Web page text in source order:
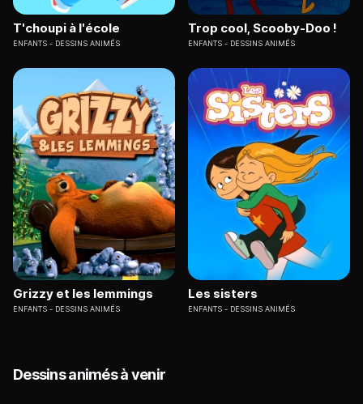
T'choupi à l'école
ENFANTS DESSINS ANIMÉS
Trop cool, Scooby-Doo !
ENFANTS DESSINS ANIMÉS
Grizzy et les lemmings
ENFANTS DESSINS ANIMÉS
Les sisters
ENFANTS DESSINS ANIMÉS
Dessins animés à venir